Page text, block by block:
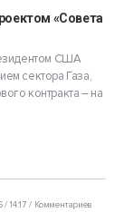
«Совета
США
сектора Газа,
контракта – на
/ 14:17
Комментариев